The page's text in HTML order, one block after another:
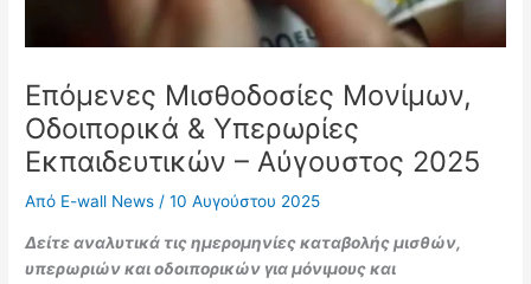
Επόμενες Μισθοδοσίες Μονίμων,
Οδοιπορικά & Υπερωρίες
Εκπαιδευτικών – Αύγουστος 2025
Από E-wall News/10 Αυγούστου 2025
Δείτε αναλυτικά τις ημερομηνίες καταβολής μισθών,
υπερωριών και οδοιπορικών για μόνιμους και